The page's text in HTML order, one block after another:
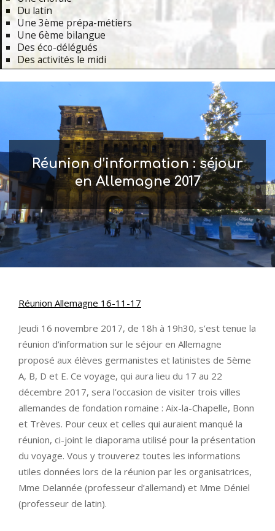
Du latin
Une 3ème prépa-métiers
Une 6ème bilangue
Des éco-délégués
Des activités le midi
Réunion d’information : séjour
en Allemagne 2017
Réunion Allemagne 16-11-17
Jeudi 16 novembre 2017, de 18h à 19h30, s’est tenue la
réunion d’information sur le séjour en Allemagne
proposé aux élèves germanistes et latinistes de 5ème
A, B, D et E. Ce voyage, qui aura lieu du 17 au 22
décembre 2017, sera l’occasion de visiter trois villes
allemandes de fondation romaine : Aix-la-Chapelle, Bonn
et Trèves. Pour ceux et celles qui auraient manqué la
réunion, ci-joint le diaporama utilisé pour la présentation
du voyage. Vous y trouverez toutes les informations
utiles données lors de la réunion par les organisatrices,
Mme Delannée (professeur d’allemand) et Mme Déniel
(professeur de latin).